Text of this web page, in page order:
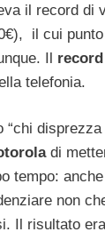
il record
il cui
Il record
telefonia.
“chi
di
tempo:
non
Il risultato